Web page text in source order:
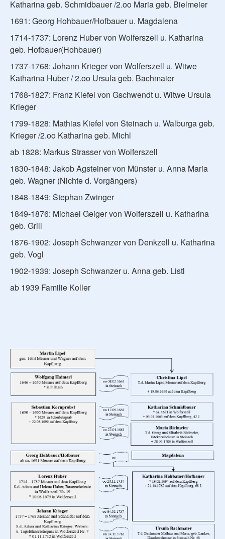
Katharina geb. Schmidbauer /2.oo Maria geb. Bielmeier
1691: Georg Hohbauer/Hofbauer u. Magdalena
1714-1737: Lorenz Huber von Wolferszell u. Katharina
geb. Hofbauer(Hohbauer)
1737-1768: Johann Krieger von Wolferszell u. Witwe
Katharina Huber / 2.oo Ursula geb. Bachmaier
1768-1827: Franz Kiefel von Gschwendt u. Witwe Ursula
Krieger
1799-1828: Mathias Kiefel von Steinach u. Walburga geb.
Krieger /2.oo Katharina geb. Michl
ab 1828: Markus Strasser von Wolferszell
1830-1848: Jakob Agsteiner von Münster u. Anna Maria
geb. Wagner (Nichte d. Vorgängers)
1848-1849: Stephan Zwinger
1849-1876: Michael Geiger von Wolferszell u. Katharina
geb. Grill
1876-1902: Joseph Schwanzer von Denkzell u. Katharina
geb. Vogl
1902-1939: Joseph Schwanzer u. Anna geb. Listl
ab 1939 Familie Koller